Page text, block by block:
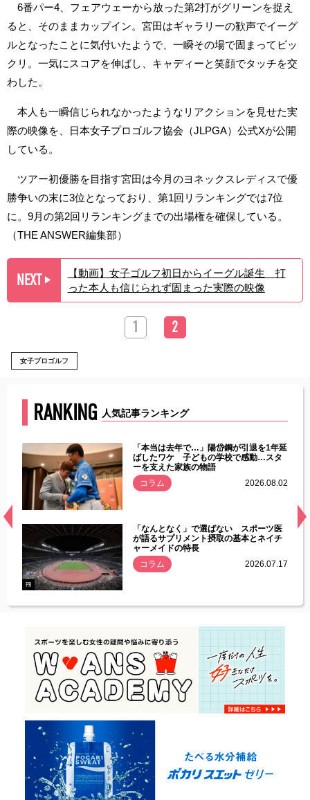
6番パー4、フェアウェーから放った第2打がグリーンを捉え
ると、そのままカップイン。宮田はギャラリーの歓声でイーグ
ルとなったことに気付いたようで、一瞬その場で固まってビッ
クリ。一気にスコアを伸ばし、キャディーと笑顔でタッチを交
わした。
本人も一瞬信じられなかったようなリアクションを見せた実
際の映像を、日本女子プロゴルフ協会（JLPGA）公式Xが公開
している。
ツアー初優勝を目指す宮田は今月のヨネックスレディスで優
勝争いの末に3位となっており、第1回リランキングでは7位
に。9月の第2回リランキングまでの出場権を確保している。
（THE ANSWER編集部）
NEXT ▶︎
【動画】女子ゴルフ初日からイーグル誕生 打
った本人も信じられず固まった実際の映像
1 2
女子プロゴルフ
RANKING 人気記事ランキング
常
「本当は去年で…」陽岱鋼が引退を1年延
ばしたワケ 子どもの学校で感動…スタ
ーを支えた家族の物語
コラム
2026.08.02
PR
「なんとなく」で選ばない スポーツ医
が語るサプリメント摂取の基本とネイチ
ャーメイドの特長
コラム
2026.07.17